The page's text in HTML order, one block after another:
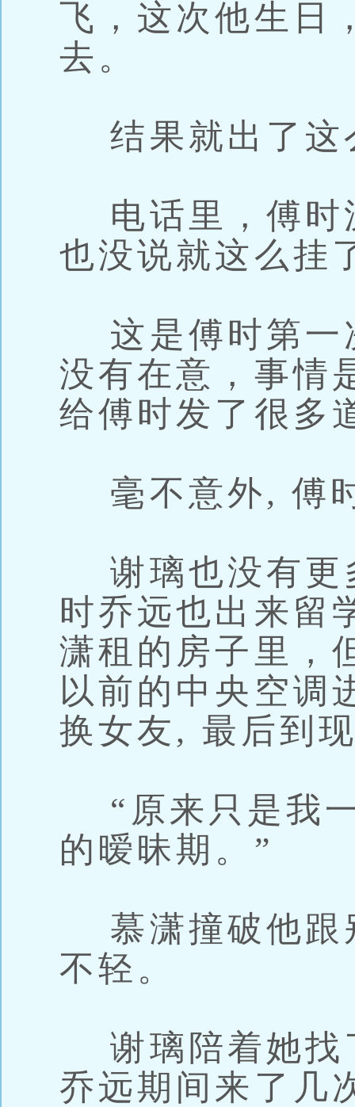
飞，这次他生日
去。
结果就出了这
电话里，傅时
也没说就这么挂
这是傅时第一
没有在意，事情
给傅时发了很多
毫不意外, 傅
谢璃也没有更
时乔远也出来留
潇租的房子里，
以前的中央空调
换女友, 最后到
“原来只是我
的暧昧期。”
慕潇撞破他跟
不轻。
谢璃陪着她找
乔远期间来了几